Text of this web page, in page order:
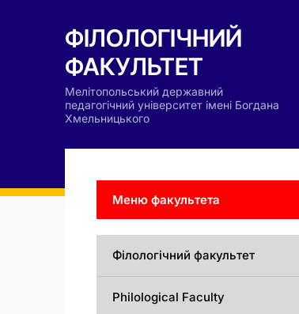
ФІЛОЛОГІЧНИЙ
ФАКУЛЬТЕТ
Мелітопольський державний
педагогічний університет імені Богдана
Хмельницького
Меню факультета
Філологічний факультет
Philological Faculty